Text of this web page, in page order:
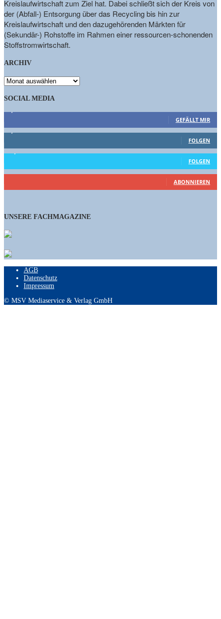
Kreislaufwirtschaft zum Ziel hat. Dabei schließt sich der Kreis von
der (Abfall-) Entsorgung über das Recycling bis hin zur
Kreislaufwirtschaft und den dazugehörenden Märkten für
(Sekundär-) Rohstoffe im Rahmen einer ressourcen-schonenden
Stoffstromwirtschaft.
ARCHIV
ARCHIV
SOCIAL MEDIA
GEFÄLLT MIR
1,662 Follower
FOLGEN
15,658 Follower
FOLGEN
460 Abonnenten
ABONNIEREN
UNSERE FACHMAGAZINE
AGB
Datenschutz
Impressum
© MSV Mediaservice & Verlag GmbH